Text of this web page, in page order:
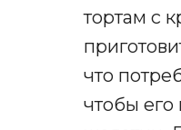
тортам с
что
чтобы его